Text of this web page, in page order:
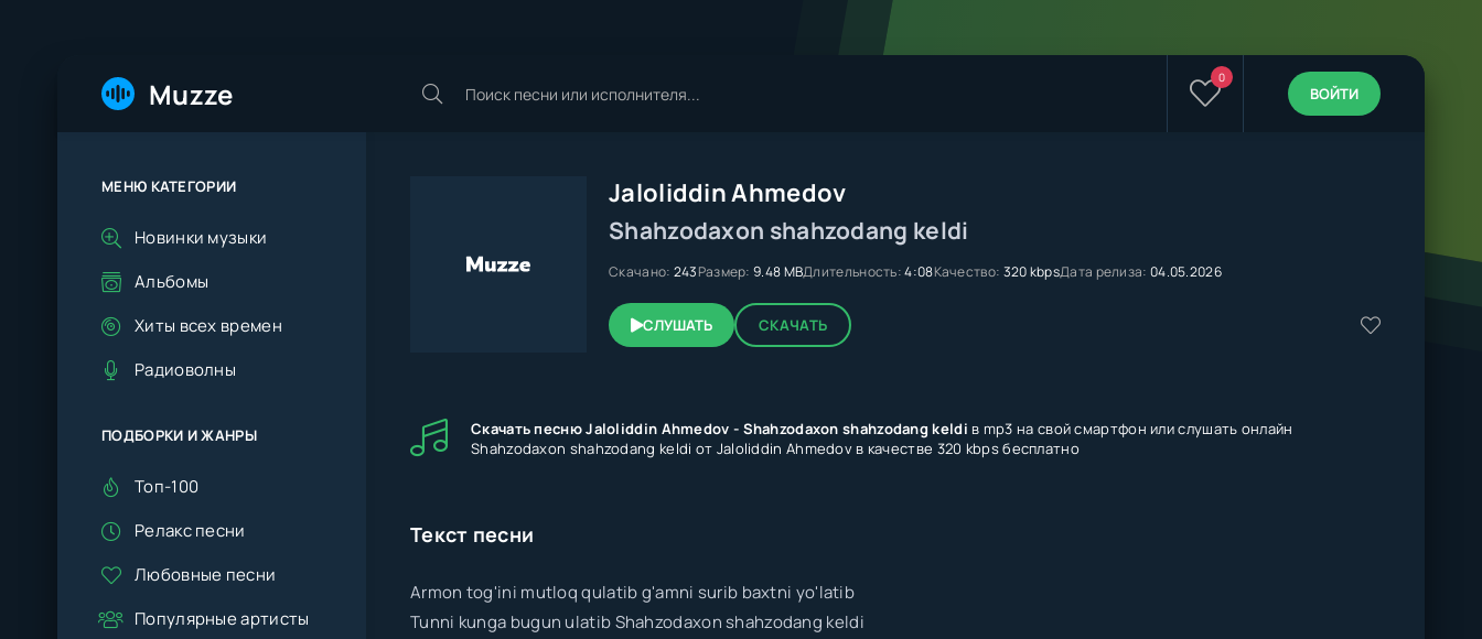
Muzze 0
ВОЙТИ
Jaloliddin Ahmedov
Shahzodaxon shahzodang keldi
Скачано: 243Размер: 9.48 MBДлительность:4:08Качество: 320 kbpsДата релиза: 04.05.2026
СЛУШАТЬ СКАЧАТЬ
Скачать песню Jaloliddin Ahmedov - Shahzodaxon shahzodang keldi в mp3 на свой смартфон или слушать онлайн
Shahzodaxon shahzodang keldi от Jaloliddin Ahmedov в качестве 320 kbps бесплатно
Текст песни
Armon tog'ini mutloq qulatib g'amni surib baxtni yo'latib
Tunni kunga bugun ulatib Shahzodaxon shahzodang keldi
МЕНЮ КАТЕГОРИИ
Новинки музыки
Альбомы
Хиты всех времен
Радиоволны
ПОДБОРКИ И ЖАНРЫ
Топ-100
Релакс песни
Любовные песни
Популярные артисты